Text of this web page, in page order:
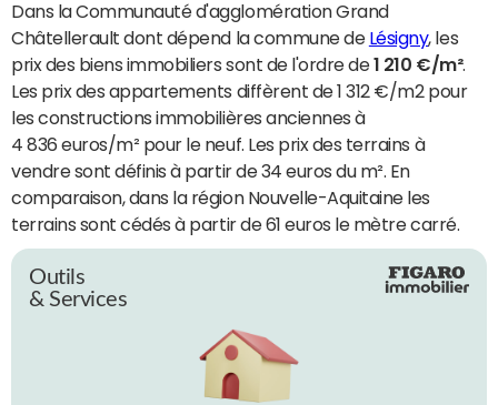
Dans la Communauté d'agglomération Grand
Châtellerault dont dépend la commune de Lésigny, les
prix des biens immobiliers sont de l'ordre de1 210 €/m².
Les prix des appartements diffèrent de 1 312 €/m2 pour
les constructions immobilières anciennes à
4 836 euros/m² pour le neuf. Les prix des terrains à
vendre sont définis à partir de 34 euros du m². En
comparaison, dans la région Nouvelle-Aquitaine les
terrains sont cédés à partir de 61 euros le mètre carré.
Outils
& Services